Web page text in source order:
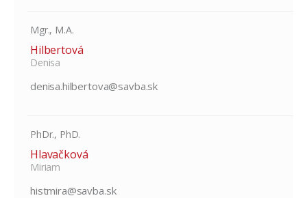
Mgr., M.A.
Hilbertová
Denisa
denisa.hilbertova@savba.sk
PhDr., PhD.
Hlavačková
Miriam
histmira@savba.sk